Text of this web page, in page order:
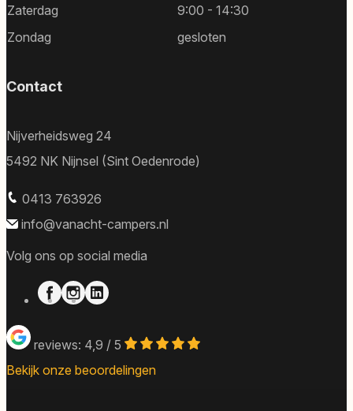
Zaterdag
9:00 - 14:30
Zondag
gesloten
Contact
Nijverheidsweg 24
5492 NK Nijnsel (Sint Oedenrode)
0413 763926
info@vanacht-campers.nl
Volg ons op social media
reviews: 4,9 / 5
Bekijk onze beoordelingen